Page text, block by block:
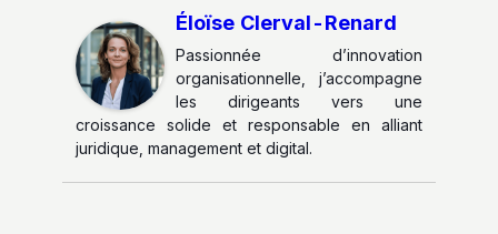
Éloïse Clerval-Renard
Passionnée d’innovation
organisationnelle, j’accompagne
les dirigeants vers une
croissance solide et responsable en alliant
juridique, management et digital.